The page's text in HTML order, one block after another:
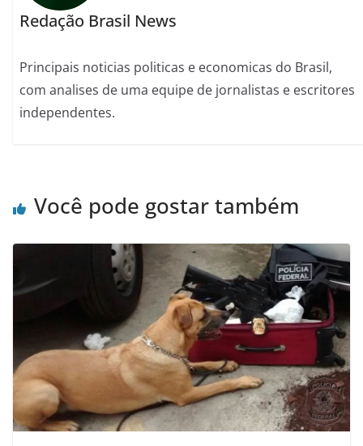
Redação Brasil News
Principais noticias politicas e economicas do Brasil,
com analises de uma equipe de jornalistas e escritores
independentes.
Você pode gostar também